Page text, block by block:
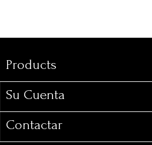
Products
Su Cuenta
Contactar